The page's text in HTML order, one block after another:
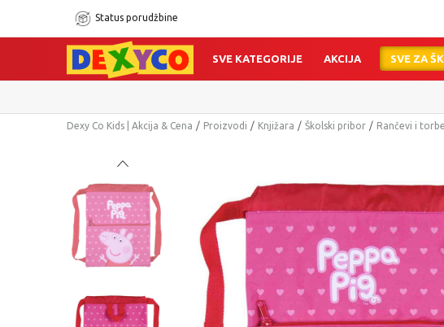
Status porudžbine
SVE KATEGORIJE AKCIJA SVE ZA
Dexy Co Kids | Akcija & Cena Proizvodi Knjižara Školski pribor Rančevi i torbe